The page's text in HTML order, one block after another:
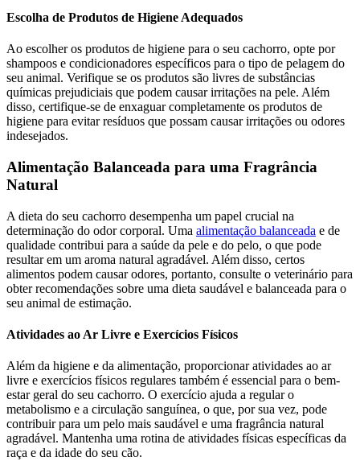
Escolha de Produtos de Higiene Adequados
Ao escolher os produtos de higiene para o seu cachorro, opte por
shampoos e condicionadores específicos para o tipo de pelagem do
seu animal. Verifique se os produtos são livres de substâncias
químicas prejudiciais que podem causar irritações na pele. Além
disso, certifique-se de enxaguar completamente os produtos de
higiene para evitar resíduos que possam causar irritações ou odores
indesejados.
Alimentação Balanceada para uma Fragrância
Natural
A dieta do seu cachorro desempenha um papel crucial na
determinação do odor corporal. Uma alimentação balanceada e de
qualidade contribui para a saúde da pele e do pelo, o que pode
resultar em um aroma natural agradável. Além disso, certos
alimentos podem causar odores, portanto, consulte o veterinário para
obter recomendações sobre uma dieta saudável e balanceada para o
seu animal de estimação.
Atividades ao Ar Livre e Exercícios Físicos
Além da higiene e da alimentação, proporcionar atividades ao ar
livre e exercícios físicos regulares também é essencial para o bem-
estar geral do seu cachorro. O exercício ajuda a regular o
metabolismo e a circulação sanguínea, o que, por sua vez, pode
contribuir para um pelo mais saudável e uma fragrância natural
agradável. Mantenha uma rotina de atividades físicas específicas da
raça e da idade do seu cão.